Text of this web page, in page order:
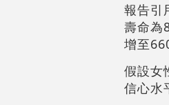
報告引
壽命為
增至
假設女
信心水